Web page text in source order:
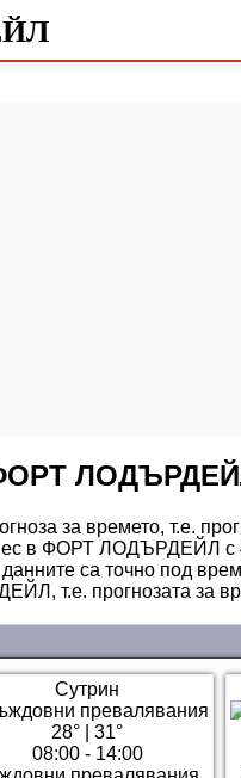
ФОРТ
за времето, т.е.
в ФОРТ ЛОДЪРДЕЙЛ с 4
са точно под
т.е. прогнозата за
Сутрин
28°
31°
08:00 - 14:00